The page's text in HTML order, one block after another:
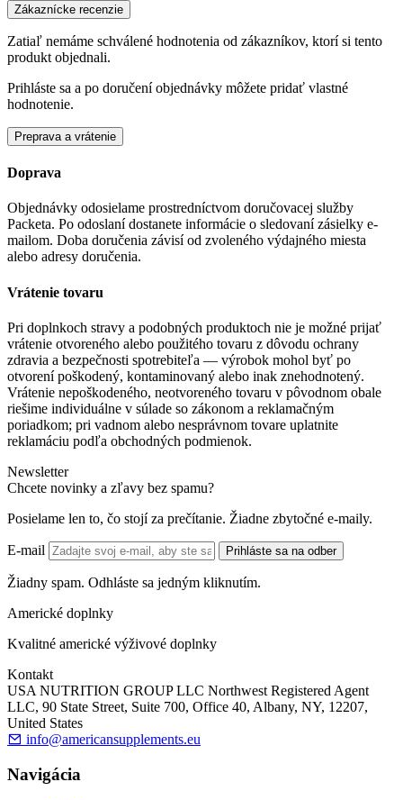
Zákaznícke recenzie
Zatiaľ nemáme schválené hodnotenia od zákazníkov, ktorí si tento
produkt objednali.
Prihláste sa a po doručení objednávky môžete pridať vlastné
hodnotenie.
Preprava a vrátenie
Doprava
Objednávky odosielame prostredníctvom doručovacej služby
Packeta. Po odoslaní dostanete informácie o sledovaní zásielky e-
mailom. Doba doručenia závisí od zvoleného výdajného miesta
alebo adresy doručenia.
Vrátenie tovaru
Pri doplnkoch stravy a podobných produktoch nie je možné prijať
vrátenie otvoreného alebo použitého tovaru z dôvodu ochrany
zdravia a bezpečnosti spotrebiteľa — výrobok mohol byť po
otvorení poškodený, kontaminovaný alebo inak znehodnotený.
Vrátenie nepoškodeného, neotvoreného tovaru v pôvodnom obale
riešime individuálne v súlade so zákonom a reklamačným
poriadkom; pri vadnom alebo nesprávnom tovare uplatnite
reklamáciu podľa obchodných podmienok.
Newsletter
Chcete novinky a zľavy bez spamu?
Posielame len to, čo stojí za prečítanie. Žiadne zbytočné e-maily.
E-mail Prihláste sa na odber
Žiadny spam. Odhláste sa jedným kliknutím.
Americké doplnky
Kvalitné americké výživové doplnky
Kontakt
USA NUTRITION GROUP LLC Northwest Registered Agent
LLC, 90 State Street, Suite 700, Office 40, Albany, NY, 12207,
United States
info@americansupplements.eu
Navigácia